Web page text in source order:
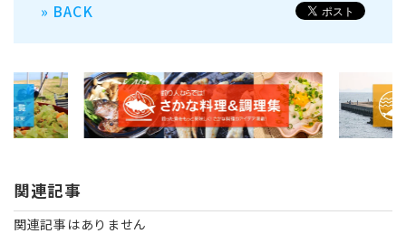
» BACK
関連記事
関連記事はありません